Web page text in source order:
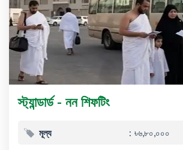
স্ট্যান্ডার্ড - নন শিফটিং
মূল্য ৳৬,৮০,০০০